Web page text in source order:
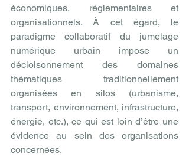
économiques, réglementaires et
organisationnels. À cet égard, le
paradigme collaboratif du jumelage
numérique urbain impose un
décloisonnement des domaines
thématiques traditionnellement
organisées en silos (urbanisme,
transport, environnement, infrastructure,
énergie, etc.), ce qui est loin d’être une
évidence au sein des organisations
concernées.